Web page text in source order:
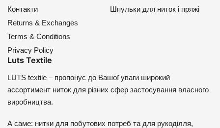
Контакти
Returns & Exchanges
Terms & Conditions
Privacy Policy
Шпульки для ниток і пряжі
Luts Textile
LUTS textile – пропонує до Вашої уваги широкий
ассортимент ниток для різних сфер застосування власного
виробництва.
А саме: нитки для побутових потреб та для рукоділля,